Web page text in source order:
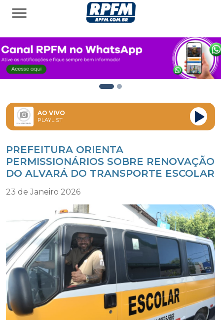
AO VIVO
PLAYLIST
PREFEITURA ORIENTA
PERMISSIONÁRIOS SOBRE RENOVAÇÃO
DO ALVARÁ DO TRANSPORTE ESCOLAR
23 de Janeiro 2026